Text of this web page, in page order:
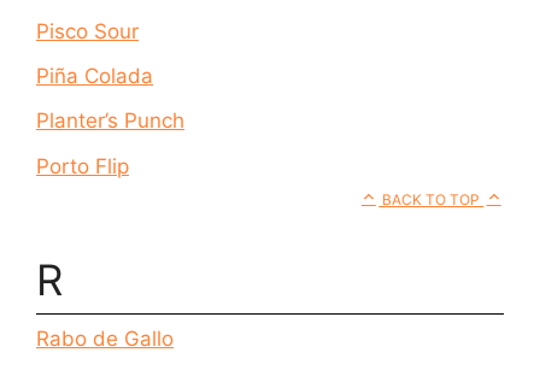
Pisco Sour
Piña Colada
Planter’s Punch
Porto Flip
BACK TO TOP
R
Rabo de Gallo